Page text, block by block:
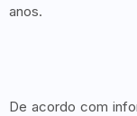
anos.
De acordo com